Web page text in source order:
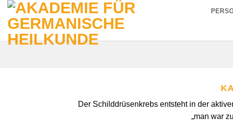
Zum
Inhalt
springen
Der Schilddrüsenkrebs entsteht in der
„man war